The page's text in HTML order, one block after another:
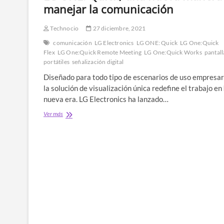
manejar la comunicación
Technocio
27 diciembre, 2021
comunicación LG Electronics LG ONE: Quick LG One:Quick
Flex LG One:Quick Remote Meeting LG One:Quick Works
portátiles señalización digital
Diseñado para todo tipo de escenarios de uso
la solución de visualización única redefine el trabajo en
nueva era. LG Electronics ha lanzado…
Ver másLG